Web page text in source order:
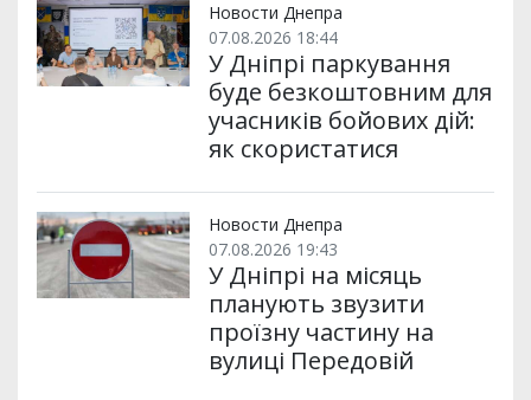
Новости Днепра
07.08.2026 18:44
У Дніпрі паркування
буде безкоштовним для
учасників бойових дій:
як скористатися
Новости Днепра
07.08.2026 19:43
У Дніпрі на місяць
планують звузити
проїзну частину на
вулиці Передовій